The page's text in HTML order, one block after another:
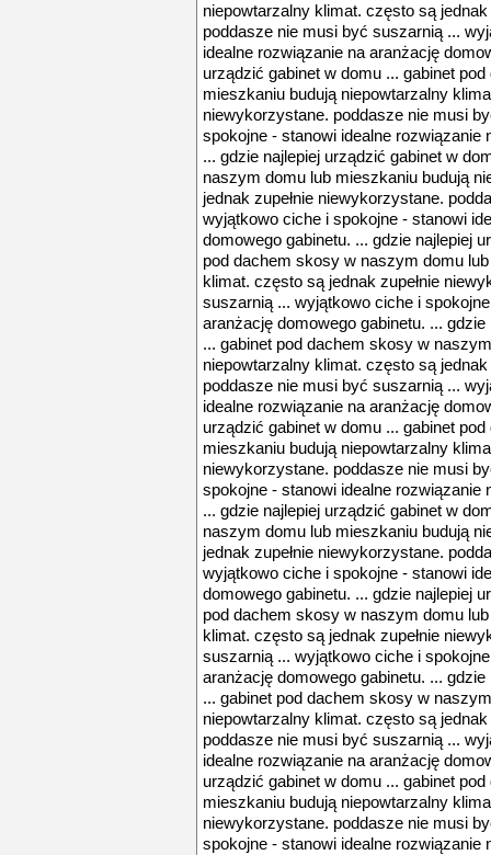
niepowtarzalny klimat. często są
poddasze nie musi być suszarnią ...
idealne rozwiązanie na aranżację
urządzić gabinet w domu ... gabinet
mieszkaniu budują niepowtarzalny
niewykorzystane. poddasze nie musi
spokojne - stanowi idealne rozwiązanie
... gdzie najlepiej urządzić gabinet w
naszym domu lub mieszkaniu budują
jednak zupełnie niewykorzystane.
wyjątkowo ciche i spokojne - stanowi
domowego gabinetu. ... gdzie najlepiej
pod dachem skosy w naszym domu
klimat. często są jednak zupełnie
suszarnią ... wyjątkowo ciche i
aranżację domowego gabinetu. ...
... gabinet pod dachem skosy w
niepowtarzalny klimat. często są
poddasze nie musi być suszarnią ...
idealne rozwiązanie na aranżację
urządzić gabinet w domu ... gabinet
mieszkaniu budują niepowtarzalny
niewykorzystane. poddasze nie musi
spokojne - stanowi idealne rozwiązanie
... gdzie najlepiej urządzić gabinet w
naszym domu lub mieszkaniu budują
jednak zupełnie niewykorzystane.
wyjątkowo ciche i spokojne - stanowi
domowego gabinetu. ... gdzie najlepiej
pod dachem skosy w naszym domu
klimat. często są jednak zupełnie
suszarnią ... wyjątkowo ciche i
aranżację domowego gabinetu. ...
... gabinet pod dachem skosy w
niepowtarzalny klimat. często są
poddasze nie musi być suszarnią ...
idealne rozwiązanie na aranżację
urządzić gabinet w domu ... gabinet
mieszkaniu budują niepowtarzalny
niewykorzystane. poddasze nie musi
spokojne - stanowi idealne rozwiązanie